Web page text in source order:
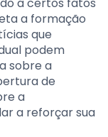
a formação
que
podem
sobre a
de
a
a reforçar sua